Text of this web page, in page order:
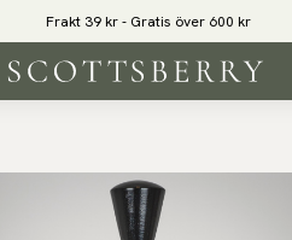
Frakt 39 kr - Gratis över 600 kr